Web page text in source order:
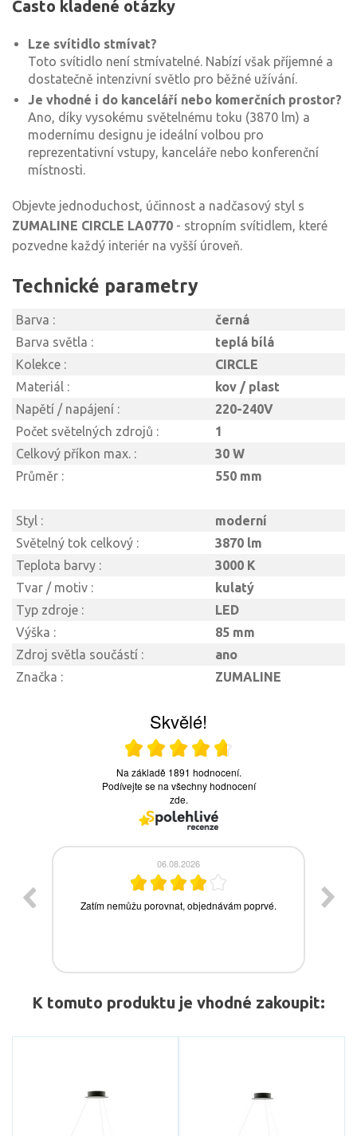
Často kladené otázky
Lze svítidlo stmívat?
Toto svítidlo není stmívatelné. Nabízí však příjemné a
dostatečně intenzivní světlo pro běžné užívání.
Je vhodné i do kanceláří nebo komerčních prostor?
Ano, díky vysokému světelnému toku (3870 lm) a
modernímu designu je ideální volbou pro
reprezentativní vstupy, kanceláře nebo konferenční
místnosti.
Objevte jednoduchost, účinnost a nadčasový styl s
ZUMALINE CIRCLE LA0770 - stropním svítidlem, které
pozvedne každý interiér na vyšší úroveň.
Technické parametry
Barva :
černá
Barva světla :
teplá bílá
Kolekce :
CIRCLE
Materiál :
kov / plast
Napětí / napájení :
220-240V
Počet světelných zdrojů :
1
Celkový příkon max. :
30 W
Průměr :
550 mm
Styl :
moderní
Světelný tok celkový :
3870 lm
Teplota barvy :
3000 K
Tvar / motiv :
kulatý
Typ zdroje :
LED
Výška :
85 mm
Zdroj světla součástí :
ano
Značka :
ZUMALINE
K tomuto produktu je vhodné zakoupit: